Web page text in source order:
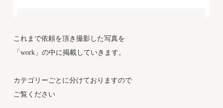
これまで依頼を頂き撮影した写真を
「work」の中に掲載していきます。
カテゴリーごとに分けておりますので
ご覧ください